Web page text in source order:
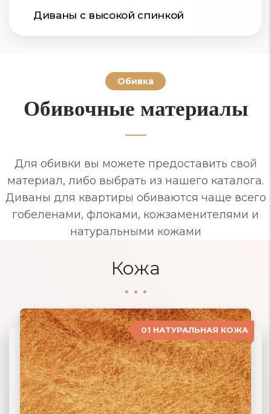
Диваны с высокой спинкой
Обивка
Обивочные материалы
Для обивки вы можете предоставить свой
материал, либо выбрать из нашего каталога.
Диваны для квартиры обиваются чаще всего
гобеленами, флоками, кожзаменителями и
натуральными кожами
Кожа
04 ЗАМША 01 НАТУРАЛЬНАЯ КОЖА
02 ЭКОКОЖА
03 ИСКУССТВЕННАЯ КОЖА